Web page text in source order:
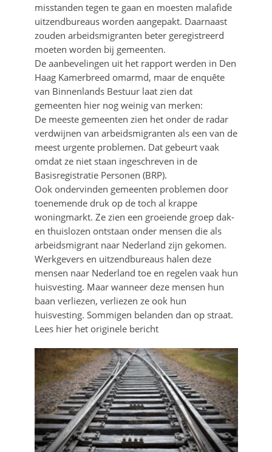
misstanden tegen te gaan en moesten malafide
uitzendbureaus worden aangepakt. Daarnaast
zouden arbeidsmigranten beter geregistreerd
moeten worden bij gemeenten.
De aanbevelingen uit het rapport werden in Den
Haag Kamerbreed omarmd, maar de enquête
van Binnenlands Bestuur laat zien dat
gemeenten hier nog weinig van merken:
De meeste gemeenten zien het onder de radar
verdwijnen van arbeidsmigranten als een van de
meest urgente problemen. Dat gebeurt vaak
omdat ze niet staan ingeschreven in de
Basisregistratie Personen (BRP).
Ook ondervinden gemeenten problemen door
toenemende druk op de toch al krappe
woningmarkt. Ze zien een groeiende groep dak-
en thuislozen ontstaan onder mensen die als
arbeidsmigrant naar Nederland zijn gekomen.
Werkgevers en uitzendbureaus halen deze
mensen naar Nederland toe en regelen vaak hun
huisvesting. Maar wanneer deze mensen hun
baan verliezen, verliezen ze ook hun
huisvesting. Sommigen belanden dan op straat.
Lees hier het originele bericht